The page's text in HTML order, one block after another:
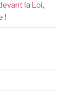
la Loi,
!